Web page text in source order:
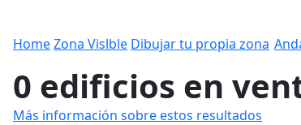
HomeZona Vislble Dibujar tu propia zona
0 edificios en
Más información sobre estos resultados